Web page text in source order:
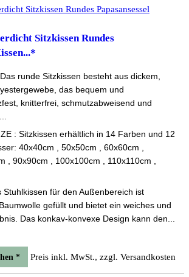
Sitzkissen Rundes
runde Sitzkissen besteht aus dickem,
das bequem und
knitterfrei, schmutzabweisend und
: Sitzkissen erhältlich in 14 Farben und 12
40x40cm , 50x50cm , 60x60cm ,
, 90x90cm , 100x100cm , 110x110cm ,
Stuhlkissen für den Außenbereich ist
gefüllt und bietet ein weiches und
Das konkav-konvexe Design kann den...
* Preis inkl. MwSt., zzgl. Versandkosten